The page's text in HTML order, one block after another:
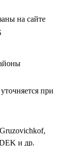
на сайте
при
и др.